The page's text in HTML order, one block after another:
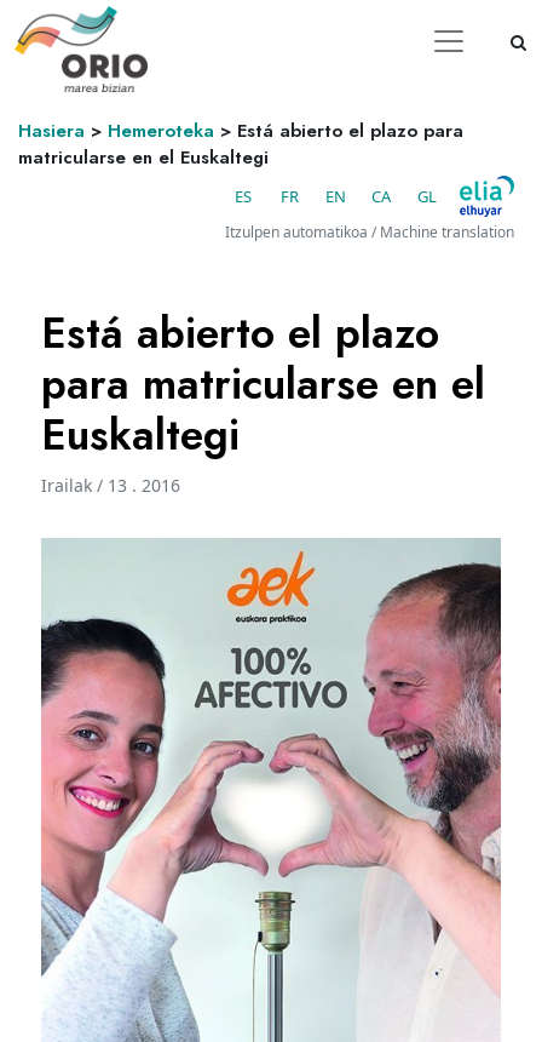
Hasiera > Hemeroteka > Está abierto el plazo para
matricularse en el Euskaltegi
ES FR EN CA GL
Itzulpen automatikoa / Machine translation
Está abierto el plazo
para matricularse en el
Euskaltegi
Irailak / 13 . 2016